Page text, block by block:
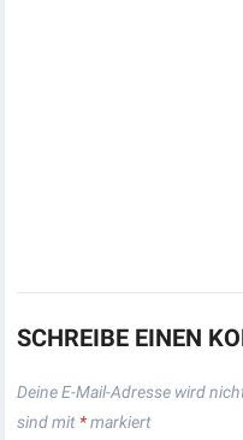
SCHREIBE EINEN
Deine E-Mail-Adresse wird
sind mit *markiert